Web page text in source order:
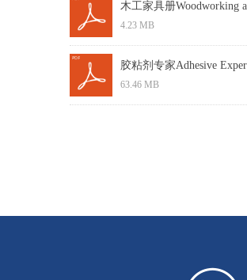
木工家具册Woodworking
4.23 MB
胶粘剂专家Adhesive
63.46 MB